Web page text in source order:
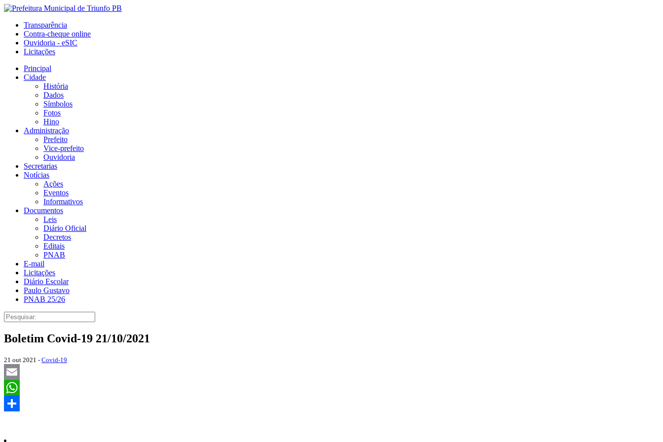
Transparência
Contra-cheque online
Ouvidoria - eSIC
Licitações
Principal
Cidade
História
Dados
Símbolos
Fotos
Hino
Administração
Prefeito
Vice-prefeito
Ouvidoria
Secretarias
Notícias
Ações
Eventos
Informativos
Documentos
Leis
Diário Oficial
Decretos
Editais
PNAB
E-mail
Licitações
Diário Escolar
Paulo Gustavo
PNAB 25/26
Boletim Covid-19 21/10/2021
21 out 2021 - Covid-19
Email
WhatsApp